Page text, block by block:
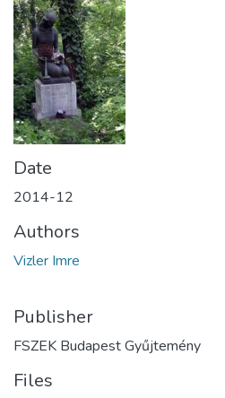
Date
2014-12
Authors
Vizler Imre
Publisher
FSZEK Budapest Gyűjtemény
Files